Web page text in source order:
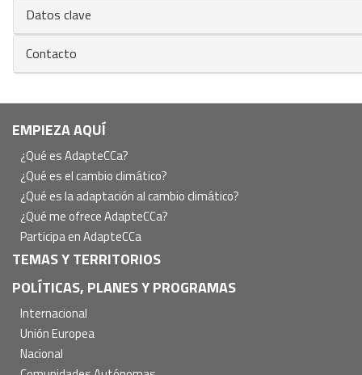
Datos clave
Contacto
Navegación
principal
EMPIEZA AQUÍ
¿Qué es AdapteCCa?
¿Qué es el cambio climático?
¿Qué es la adaptación al cambio climático?
¿Qué me ofrece AdapteCCa?
Participa en AdapteCCa
TEMAS Y TERRITORIOS
POLÍTICAS, PLANES Y PROGRAMAS
Internacional
Unión Europea
Nacional